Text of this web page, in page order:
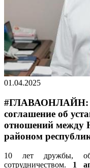
01.04.2025
#ГЛАВАОНЛАЙН:
соглашение об
отношений
районом
10 лет дружбы,
сотрудничеством. 1